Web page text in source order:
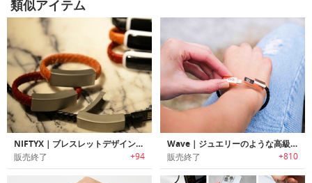
類似アイテム
NIFTYX｜ブレスレットデザイン充電ケーブル「ニフティックス」
販売終了 +94
Wave｜ジュエリーのような高級感のあるブレスレットデザイン充電ケーブル「ウェーブ」
販売終了 +810